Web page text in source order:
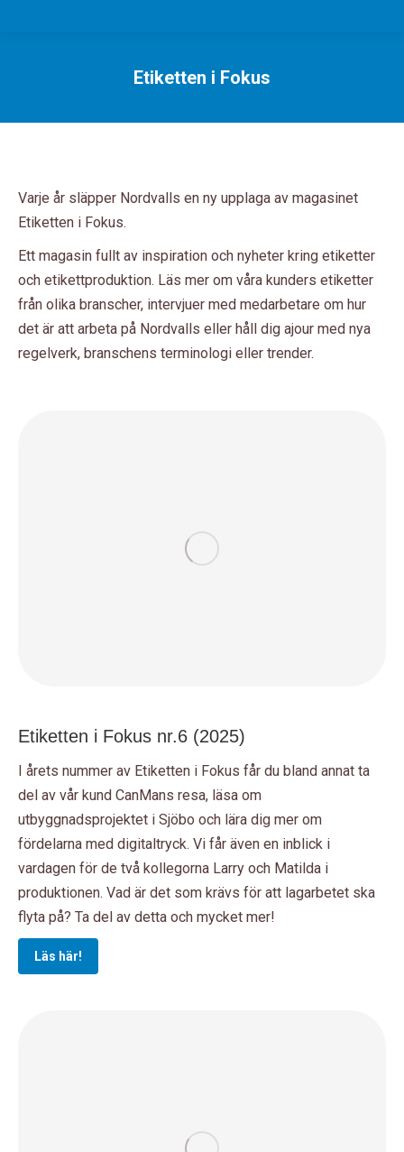
Etiketten i Fokus
Varje år släpper Nordvalls en ny upplaga av magasinet
Etiketten i Fokus.
Ett magasin fullt av inspiration och nyheter kring etiketter
och etikettproduktion. Läs mer om våra kunders etiketter
från olika branscher, intervjuer med medarbetare om hur
det är att arbeta på Nordvalls eller håll dig ajour med nya
regelverk, branschens terminologi eller trender.
Etiketten i Fokus nr.6 (2025)
I årets nummer av Etiketten i Fokus får du bland annat ta
del av vår kund CanMans resa, läsa om
utbyggnadsprojektet i Sjöbo och lära dig mer om
fördelarna med digitaltryck. Vi får även en inblick i
vardagen för de två kollegorna Larry och Matilda i
produktionen. Vad är det som krävs för att lagarbetet ska
flyta på? Ta del av detta och mycket mer!
Läs här!